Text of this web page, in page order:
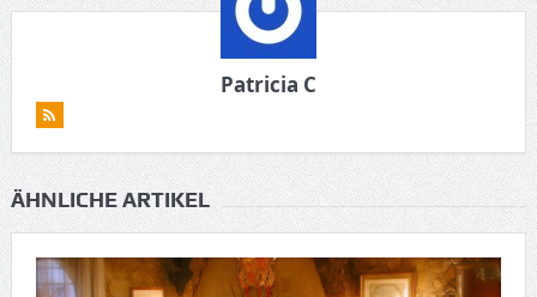
Patricia C
ÄHNLICHE ARTIKEL